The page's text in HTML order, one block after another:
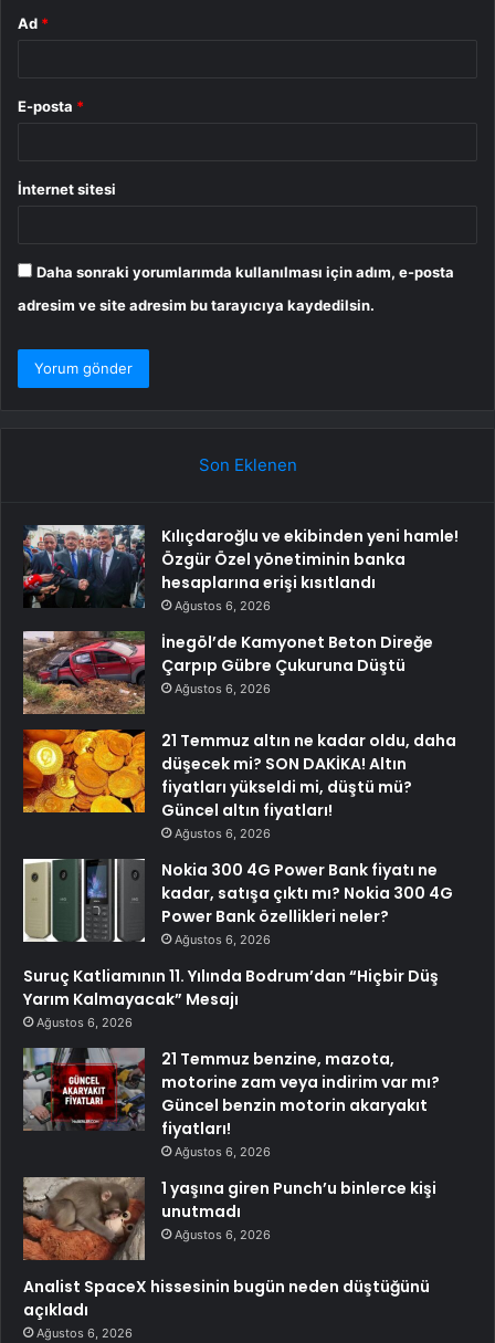
Ad *
E-posta *
İnternet sitesi
Daha sonraki yorumlarımda kullanılması için adım, e-posta
adresim ve site adresim bu tarayıcıya kaydedilsin.
Son Eklenen
Kılıçdaroğlu ve ekibinden yeni hamle!
Özgür Özel yönetiminin banka
hesaplarına erişi kısıtlandı
Ağustos 6, 2026
İnegöl’de Kamyonet Beton Direğe
Çarpıp Gübre Çukuruna Düştü
Ağustos 6, 2026
21 Temmuz altın ne kadar oldu, daha
düşecek mi? SON DAKİKA! Altın
fiyatları yükseldi mi, düştü mü?
Güncel altın fiyatları!
Ağustos 6, 2026
Nokia 300 4G Power Bank fiyatı ne
kadar, satışa çıktı mı? Nokia 300 4G
Power Bank özellikleri neler?
Ağustos 6, 2026
Suruç Katliamının 11. Yılında Bodrum’dan “Hiçbir Düş
Yarım Kalmayacak” Mesajı
Ağustos 6, 2026
21 Temmuz benzine, mazota,
motorine zam veya indirim var mı?
Güncel benzin motorin akaryakıt
fiyatları!
Ağustos 6, 2026
1 yaşına giren Punch’u binlerce kişi
unutmadı
Ağustos 6, 2026
Analist SpaceX hissesinin bugün neden düştüğünü
açıkladı
Ağustos 6, 2026